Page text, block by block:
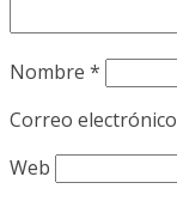
Nombre *
Correo electrónico
Web